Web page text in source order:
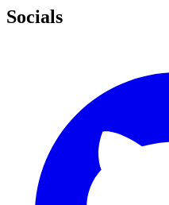
Socials